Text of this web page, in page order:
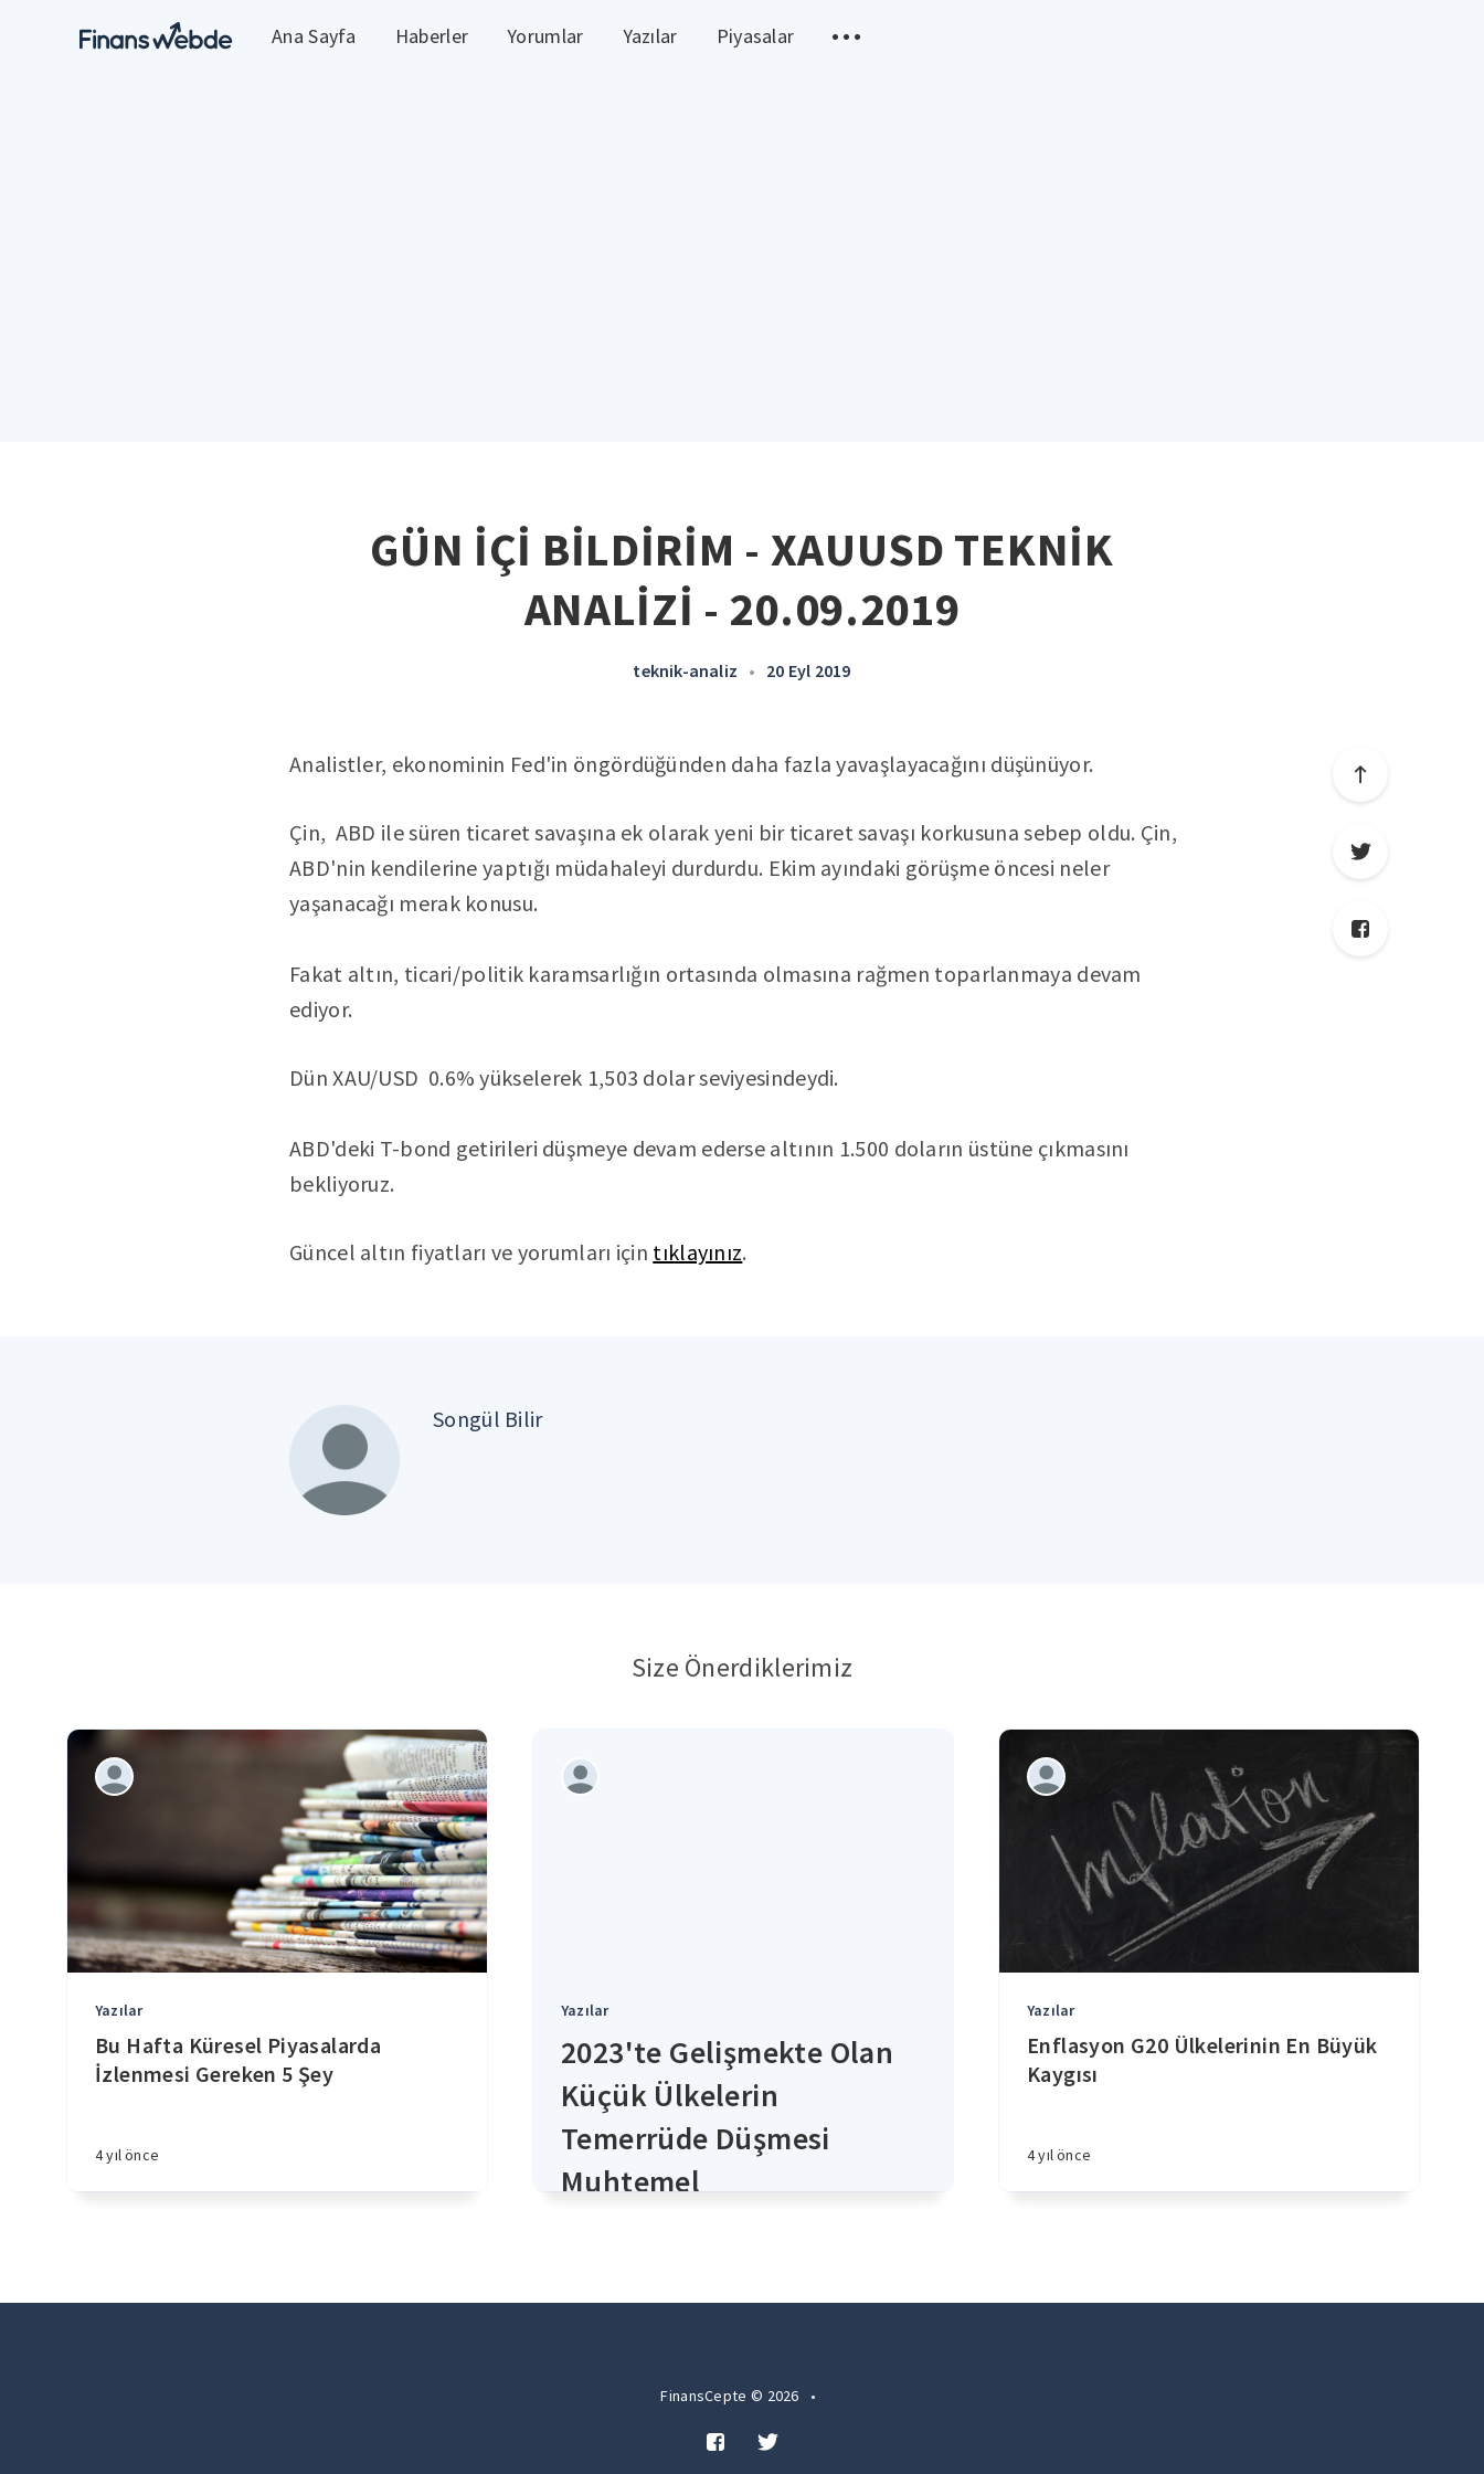
Ana Sayfa Haberler Yorumlar Yazılar Piyasalar
GÜN İÇİ BİLDİRİM - XAUUSD TEKNİK
ANALİZİ - 20.09.2019
teknik-analiz • 20 Eyl 2019
Analistler, ekonominin Fed'in öngördüğünden daha fazla yavaşlayacağını düşünüyor.
Çin, ABD ile süren ticaret savaşına ek olarak yeni bir ticaret savaşı korkusuna sebep oldu. Çin,
ABD'nin kendilerine yaptığı müdahaleyi durdurdu. Ekim ayındaki görüşme öncesi neler
yaşanacağı merak konusu.
Fakat altın, ticari/politik karamsarlığın ortasında olmasına rağmen toparlanmaya devam
ediyor.
Dün XAU/USD 0.6% yükselerek 1,503 dolar seviyesindeydi.
ABD'deki T-bond getirileri düşmeye devam ederse altının 1.500 doların üstüne çıkmasını
bekliyoruz.
Güncel altın fiyatları ve yorumları için tıklayınız.
Songül Bilir
Size Önerdiklerimiz
Yazılar
Bu Hafta Küresel Piyasalarda
İzlenmesi Gereken 5 Şey
4 yıl önce
Yazılar
2023'te Gelişmekte Olan
Küçük Ülkelerin
Temerrüde Düşmesi
Muhtemel
Yazılar
Enflasyon G20 Ülkelerinin En Büyük
Kaygısı
4 yıl önce
FinansCepte © 2026 •